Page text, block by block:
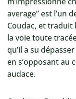
average” est l’un
Coudac, et traduit
la voie toute
qu’il a su
en s’opposant au
audace.